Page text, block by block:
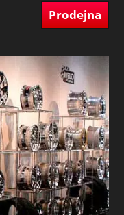
Prodejna